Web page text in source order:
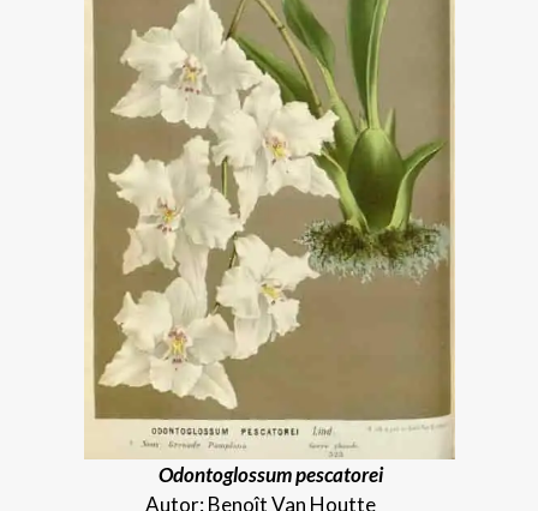
Odontoglossum pescatorei
Autor: Benoît Van Houtte